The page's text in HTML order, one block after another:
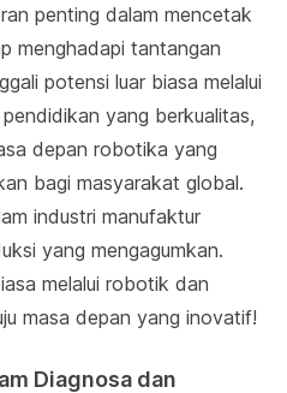
penting dalam mencetak
menghadapi tantangan
potensi luar biasa melalui
yang berkualitas,
depan robotika yang
bagi masyarakat global.
industri manufaktur
yang mengagumkan.
melalui robotik dan
masa depan yang inovatif!
Diagnosa dan